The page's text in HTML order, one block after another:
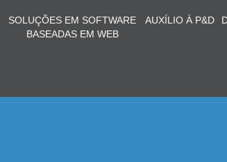
SOLUÇÕES EM SOFTWARE
BASEADAS EM WEB
AUXÍLIO À P&D